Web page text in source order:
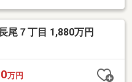
尾７丁目 1,880万円
万円